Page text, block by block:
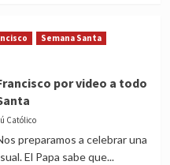
Semana Santa
por video a todo
Católico
preparamos a celebrar una
El Papa sabe que...